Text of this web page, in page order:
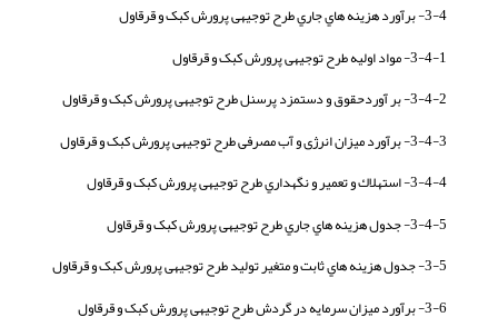
3-4- برآورد هزينه هاي جاري طرح توجیهی پرورش کبک و قرقاول
3-4-1- مواد اوليه طرح توجیهی پرورش کبک و قرقاول
3-4-2- بر آوردحقوق و دستمزد پرسنل طرح توجیهی پرورش کبک و قرقاول
3-4-3- برآورد میزان انرژی و آب مصرفی طرح توجیهی پرورش کبک و قرقاول
3-4-4- استهلاك و تعمير و نگهداري طرح توجیهی پرورش کبک و قرقاول
3-4-5- جدول هزينه هاي جاري طرح توجیهی پرورش کبک و قرقاول
3-5- جدول هزينه هاي ثابت و متغير توليد طرح توجیهی پرورش کبک و قرقاول
3-6- برآورد میزان سرمایه در گردش طرح توجیهی پرورش کبک و قرقاول